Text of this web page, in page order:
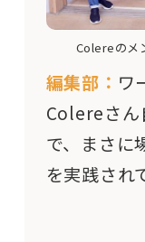
Colereのメ
編集部： ワ
Colereさん
で、まさに
を実践され